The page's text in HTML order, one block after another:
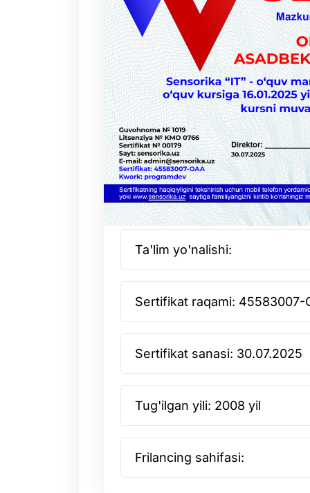
Ta'lim yo'nalishi:
Sertifikat raqami: 45583007-
Sertifikat sanasi: 30.07.2025
Tug'ilgan yili: 2008 yil
Frilancing sahifasi: